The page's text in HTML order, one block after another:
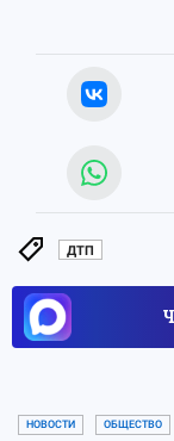
ДТП
НОВОСТИ ОБЩЕСТВО